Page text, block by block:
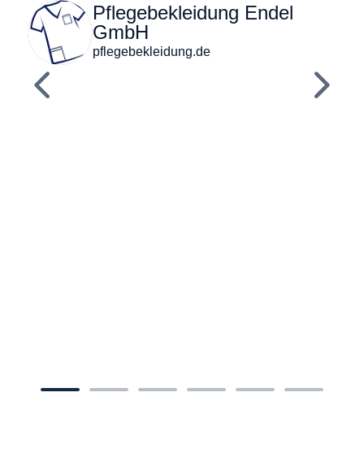
Pflegebekleidung Endel
GmbH
pflegebekleidung.de